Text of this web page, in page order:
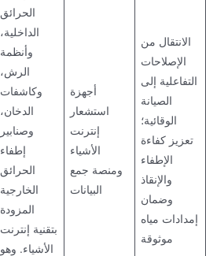
الحرائق
الداخلية،
وأنظمة
الرش،
وكاشفات
الدخان،
وصنابير
إطفاء
الحرائق
الخارجية
المزودة
بتقنية إنترنت
الأشياء. وهو
أجهزة
استشعار
إنترنت
الأشياء
ومنصة جمع
البيانات
الانتقال من
الإصلاحات
التفاعلية إلى
الصيانة
الوقائية؛
تعزيز كفاءة
الإطفاء
والإنقاذ
وضمان
إمدادات مياه
موثوقة